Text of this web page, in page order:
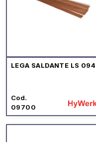
LEGA SALDANTE LS 094
Cod.
09700